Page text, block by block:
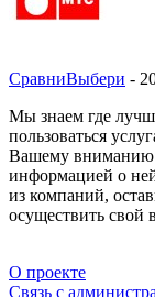
СравниВыбери -
Мы знаем где
пользоваться
Вашему вниманию
информацией о
из компаний,
осуществить свой
О проекте
Связь с